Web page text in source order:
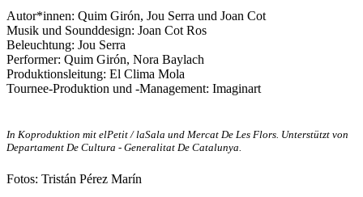
Autor*innen: Quim Girón, Jou Serra und Joan Cot
Musik und Sounddesign: Joan Cot Ros
Beleuchtung: Jou Serra
Performer: Quim Girón, Nora Baylach
Produktionsleitung: El Clima Mola
Tournee-Produktion und -Management: Imaginart
In Koproduktion mit elPetit / laSala und Mercat De Les Flors. Unterstützt von
Departament De Cultura - Generalitat De Catalunya.
Fotos: Tristán Pérez Marín